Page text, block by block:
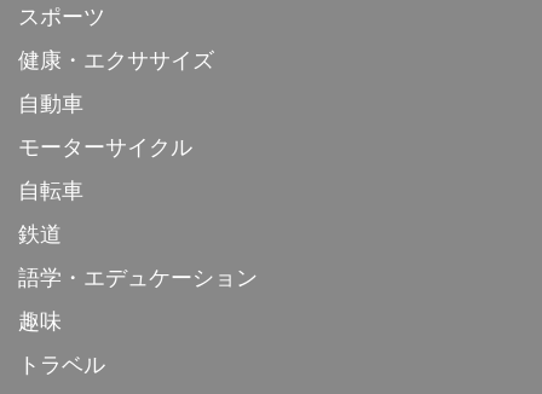
スポーツ
健康・エクササイズ
自動車
モーターサイクル
自転車
鉄道
語学・エデュケーション
趣味
トラベル